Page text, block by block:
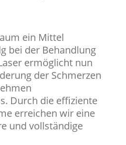
ein Mittel
bei der Behandlung
ermöglicht nun
der Schmerzen
Durch die effiziente
erreichen wir eine
und vollständige